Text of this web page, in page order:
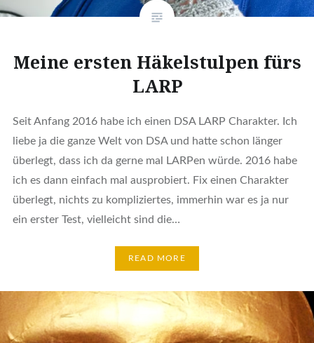
Meine ersten Häkelstulpen fürs
LARP
Seit Anfang 2016 habe ich einen DSA LARP Charakter. Ich
liebe ja die ganze Welt von DSA und hatte schon länger
überlegt, dass ich da gerne mal LARPen würde. 2016 habe
ich es dann einfach mal ausprobiert. Fix einen Charakter
überlegt, nichts zu kompliziertes, immerhin war es ja nur
ein erster Test, vielleicht sind die…
READ MORE